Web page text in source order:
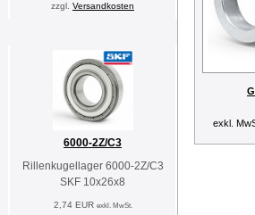
zzgl. Versandkosten
6000-2Z/C3
Rillenkugellager 6000-2Z/C3
SKF 10x26x8
2,74 EUR exkl. MwSt.
exkl.